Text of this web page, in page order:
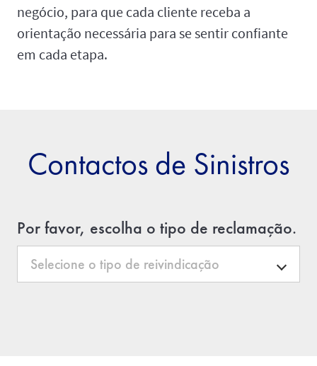
negócio, para que cada cliente receba a
orientação necessária para se sentir confiante
em cada etapa.
Contactos de Sinistros
Por favor, escolha o tipo de reclamação.